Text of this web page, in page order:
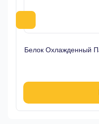
Белок Охлажденный